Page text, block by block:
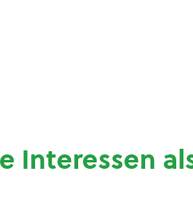
Interessen